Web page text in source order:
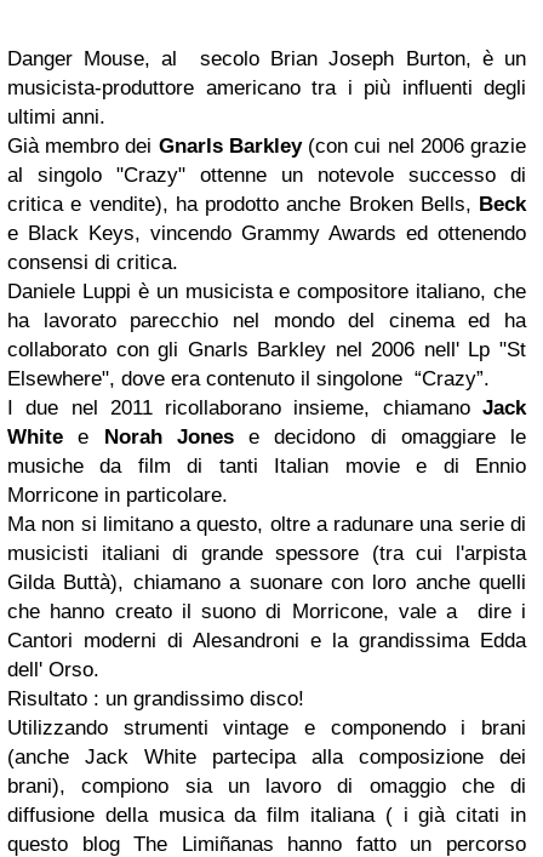
Danger Mouse, al secolo Brian Joseph Burton, è un
musicista-produttore americano tra i più influenti degli
ultimi anni.
Già membro dei Gnarls Barkley(con cui nel 2006 grazie
al singolo "Crazy" ottenne un notevole successo di
critica e vendite), ha prodotto anche Broken Bells, Beck
e Black Keys, vincendo Grammy Awards ed ottenendo
consensi di critica.
Daniele Luppi è un musicista e compositore italiano, che
ha lavorato parecchio nel mondo del cinema ed ha
collaborato con gli Gnarls Barkley nel 2006 nell' Lp "St
Elsewhere", dove era contenuto il singolone “Crazy”.
I due nel 2011 ricollaborano insieme, chiamano Jack
White e Norah Jonese decidono di omaggiare le
musiche da film di tanti Italian movie e di Ennio
Morricone in particolare.
Ma non si limitano a questo, oltre a radunare una serie di
musicisti italiani di grande spessore (tra cui l'arpista
Gilda Buttà), chiamano a suonare con loro anche quelli
che hanno creato il suono di Morricone, vale a dire i
Cantori moderni di Alesandroni e la grandissima Edda
dell' Orso.
Risultato : un grandissimo disco!
Utilizzando strumenti vintage e componendo i brani
(anche Jack White partecipa alla composizione dei
brani), compiono sia un lavoro di omaggio che di
diffusione della musica da film italiana ( i già citati in
questo blog The Limiñanas hanno fatto un percorso